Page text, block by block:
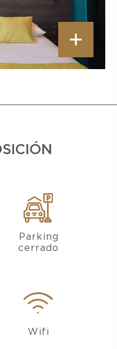
Parking
cerrado
Wifi